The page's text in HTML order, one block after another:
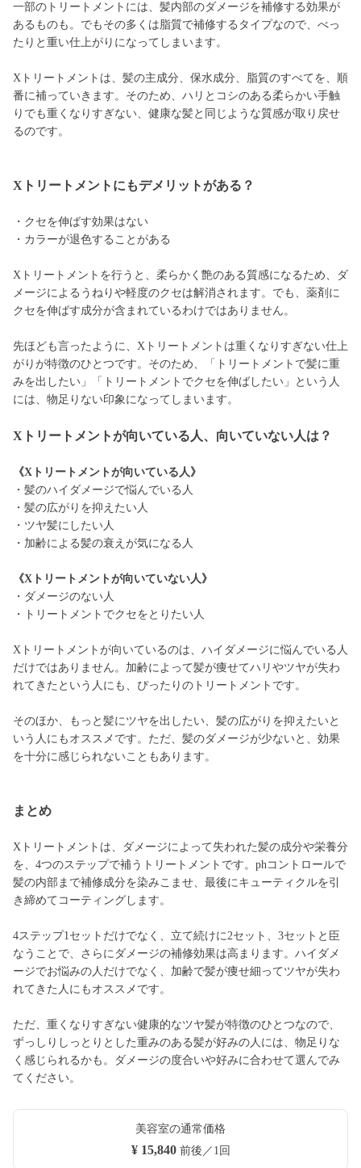
一部のトリートメントには、髪内部のダメージを補修する効果が
あるものも。でもその多くは脂質で補修するタイプなので、べっ
たりと重い仕上がりになってしまいます。
Xトリートメントは、髪の主成分、保水成分、脂質のすべてを、順
番に補っていきます。そのため、ハリとコシのある柔らかい手触
りでも重くなりすぎない、健康な髪と同じような質感が取り戻せ
るのです。
Xトリートメントにもデメリットがある？
・クセを伸ばす効果はない
・カラーが退色することがある
Xトリートメントを行うと、柔らかく艶のある質感になるため、ダ
メージによるうねりや軽度のクセは解消されます。でも、薬剤に
クセを伸ばす成分が含まれているわけではありません。
先ほども言ったように、Xトリートメントは重くなりすぎない仕上
がりが特徴のひとつです。そのため、「トリートメントで髪に重
みを出したい」「トリートメントでクセを伸ばしたい」という人
には、物足りない印象になってしまいます。
Xトリートメントが向いている人、向いていない人は？
《Xトリートメントが向いている人》
・髪のハイダメージで悩んでいる人
・髪の広がりを抑えたい人
・ツヤ髪にしたい人
・加齢による髪の衰えが気になる人
《Xトリートメントが向いていない人》
・ダメージのない人
・トリートメントでクセをとりたい人
Xトリートメントが向いているのは、ハイダメージに悩んでいる人
だけではありません。加齢によって髪が痩せてハリやツヤが失わ
れてきたという人にも、ぴったりのトリートメントです。
そのほか、もっと髪にツヤを出したい、髪の広がりを抑えたいと
いう人にもオススメです。ただ、髪のダメージが少ないと、効果
を十分に感じられないこともあります。
まとめ
Xトリートメントは、ダメージによって失われた髪の成分や栄養分
を、4つのステップで補うトリートメントです。phコントロールで
髪の内部まで補修成分を染みこませ、最後にキューティクルを引
き締めてコーティングします。
4ステップ1セットだけでなく、立て続けに2セット、3セットと臣
なうことで、さらにダメージの補修効果は高まります。ハイダメ
ージでお悩みの人だけでなく、加齢で髪が痩せ細ってツヤが失わ
れてきた人にもオススメです。
ただ、重くなりすぎない健康的なツヤ髪が特徴のひとつなので、
ずっしりしっとりとした重みのある髪が好みの人には、物足りな
く感じられるかも。ダメージの度合いや好みに合わせて選んでみ
てください。
美容室の通常価格
¥ 15,840前後／1回